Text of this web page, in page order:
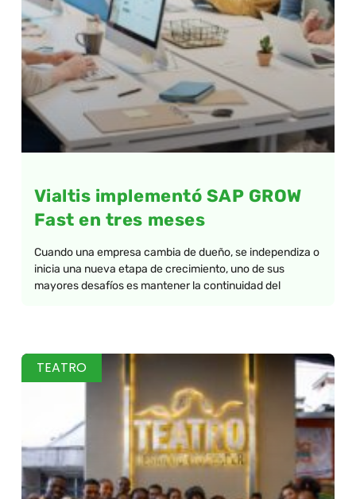
Vialtis implementó SAP GROW
Fast en tres meses
Cuando una empresa cambia de dueño, se independiza o
inicia una nueva etapa de crecimiento, uno de sus
mayores desafíos es mantener la continuidad del
TEATRO